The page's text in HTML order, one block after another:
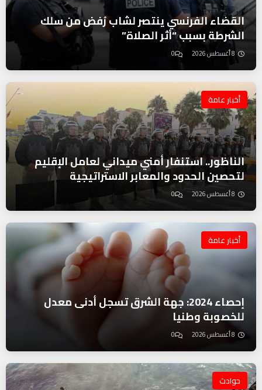
القضاء الفرنسي ينتصر لشاب رُفض من سلك
الشرطة بسبب “أثر الصلاة”
8 أغسطس 2026 0
أخبار عامة
الناظور.. استنفار أمني ميداني لعامل الإقليم
لتحصين الحدود والمعابر الاستراتيجية
8 أغسطس 2026 0
أخبار عامة
إحصاء 2024: جهة الشرق تسجل أدنى معدل
للخصوبة وطنيا
8 أغسطس 2026 0
حوادث